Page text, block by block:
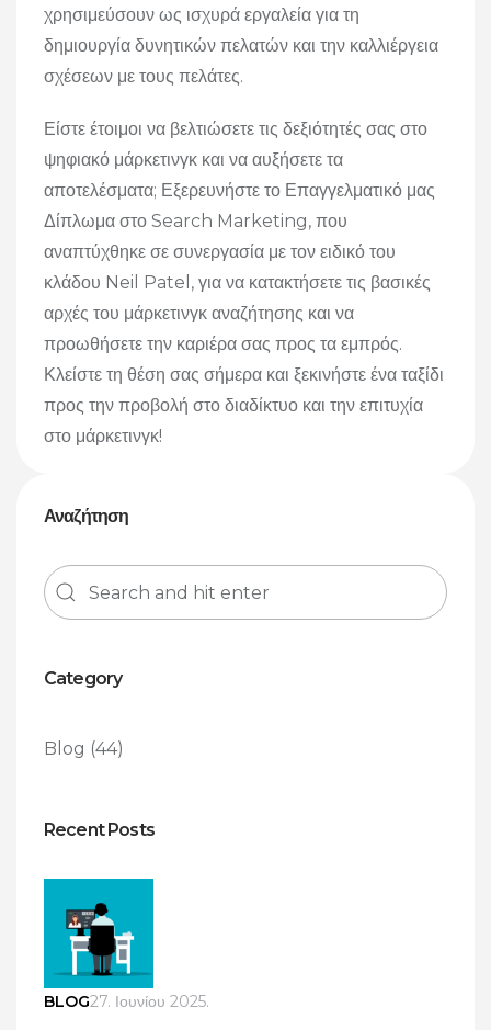
χρησιμεύσουν ως ισχυρά εργαλεία για τη
δημιουργία δυνητικών πελατών και την καλλιέργεια
σχέσεων με τους πελάτες.
Είστε έτοιμοι να βελτιώσετε τις δεξιότητές σας στο
ψηφιακό μάρκετινγκ και να αυξήσετε τα
αποτελέσματα; Εξερευνήστε το Επαγγελματικό μας
Δίπλωμα στο Search Marketing, που
αναπτύχθηκε σε συνεργασία με τον ειδικό του
κλάδου Neil Patel, για να κατακτήσετε τις βασικές
αρχές του μάρκετινγκ αναζήτησης και να
προωθήσετε την καριέρα σας προς τα εμπρός.
Κλείστε τη θέση σας σήμερα και ξεκινήστε ένα ταξίδι
προς την προβολή στο διαδίκτυο και την επιτυχία
στο μάρκετινγκ!
Αναζήτηση
Category
Blog (44)
Recent Posts
BLOG27. Ιουνίου 2025.